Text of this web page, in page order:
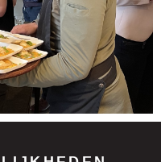
gemaakte culinaire
intiem diner thuis,
chef Jeffrey de
onvergetelijke avond.
koken, wordt elk